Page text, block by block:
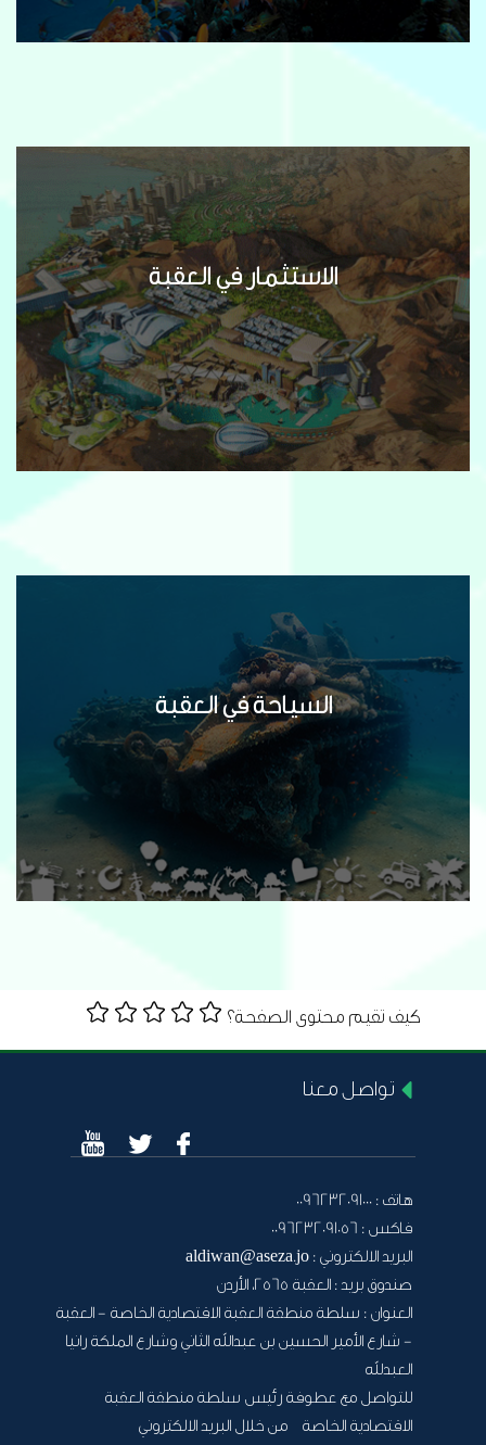
الاستثمار في العقبة
السياحة في العقبة
كيف تقيم محتوى الصفحة؟
تواصل معنا
هاتف : 0096232091000
فاكس : 0096232091056
البريد الالكتروني : aldiwan@aseza.jo
صندوق بريد : العقبة 2565، الأردن
العنوان : سلطة منطقة العقبة الاقتصادية الخاصة - العقبة
- شارع الأمير الحسين بن عبدالله الثاني وشارع الملكة رانيا
العبدلله
للتواصل مع عطوفة رئيس سلطة منطقة العقبة
الاقتصادية الخاصة من خلال البريد الالكتروني